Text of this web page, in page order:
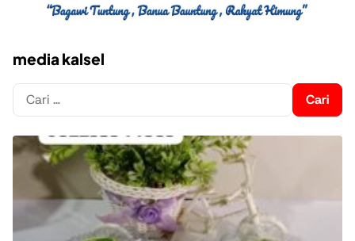
media kalsel
Cari
untuk: